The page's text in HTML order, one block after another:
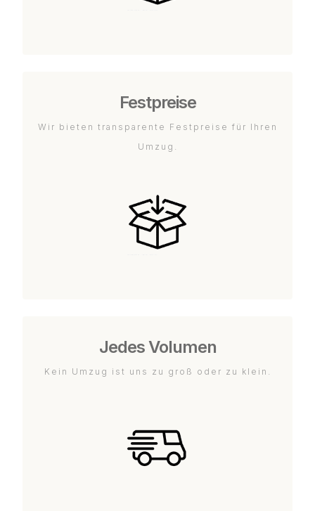
Festpreise
Wir bieten transparente Festpreise für Ihren
Umzug.
Jedes Volumen
Kein Umzug ist uns zu groß oder zu klein.